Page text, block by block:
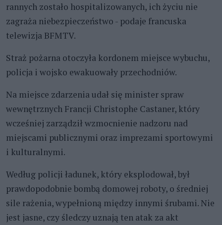
rannych zostało hospitalizowanych, ich życiu nie
zagraża niebezpieczeństwo - podaje francuska
telewizja BFMTV.
Straż pożarna otoczyła kordonem miejsce wybuchu,
policja i wojsko ewakuowały przechodniów.
Na miejsce zdarzenia udał się minister spraw
wewnętrznych Francji Christophe Castaner, który
wcześniej zarządził wzmocnienie nadzoru nad
miejscami publicznymi oraz imprezami sportowymi
i kulturalnymi.
Według policji ładunek, który eksplodował, był
prawdopodobnie bombą domowej roboty, o średniej
sile rażenia, wypełnioną między innymi śrubami. Nie
jest jasne, czy śledczy uznają ten atak za akt